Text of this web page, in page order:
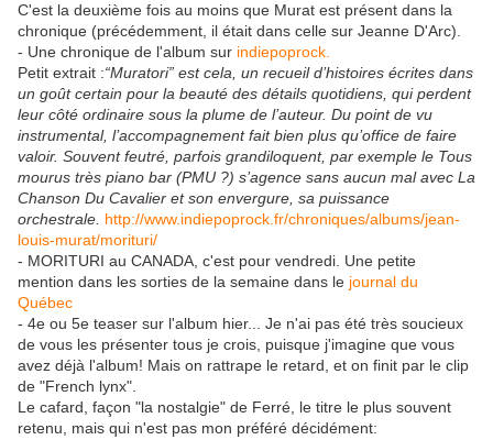
C'est la deuxième fois au moins que Murat est présent dans la
chronique (précédemment, il était dans celle sur Jeanne D'Arc).
- Une chronique de l'album sur indiepoprock.
Petit extrait :“Muratori” est cela, un recueil d’histoires écrites dans
un goût certain pour la beauté des détails quotidiens, qui perdent
leur côté ordinaire sous la plume de l’auteur. Du point de vu
instrumental, l’accompagnement fait bien plus qu’office de faire
valoir. Souvent feutré, parfois grandiloquent, par exemple le Tous
mourus très piano bar (PMU ?) s’agence sans aucun mal avec La
Chanson Du Cavalier et son envergure, sa puissance
orchestrale. http://www.indiepoprock.fr/chroniques/albums/jean-
louis-murat/morituri/
- MORITURI au CANADA, c'est pour vendredi. Une petite
mention dans les sorties de la semaine dans le journal du
Québec
- 4e ou 5e teaser sur l'album hier... Je n'ai pas été très soucieux
de vous les présenter tous je crois, puisque j'imagine que vous
avez déjà l'album! Mais on rattrape le retard, et on finit par le clip
de "French lynx".
Le cafard, façon "la nostalgie" de Ferré, le titre le plus souvent
retenu, mais qui n'est pas mon préféré décidément: